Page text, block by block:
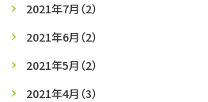
2021年7月 （2）
2021年6月 （2）
2021年5月 （2）
2021年4月 （3）